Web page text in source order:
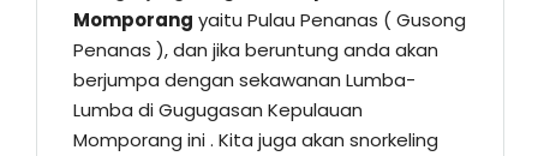
Momporang yaitu Pulau Penanas ( Gusong
Penanas ), dan jika beruntung anda akan
berjumpa dengan sekawanan Lumba-
Lumba di Gugugasan Kepulauan
Momporang ini . Kita juga akan snorkeling